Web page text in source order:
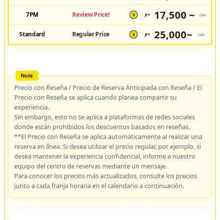
7PM Review Price! ¥ JPY 17,500 ~ /pax
Standard Regular Price ¥ JPY 25,000~ /pax
Precio con Reseña / Precio de Reserva Anticipada con Reseña / El
Precio con Reseña se aplica cuando planea compartir su
experiencia.
Sin embargo, esto no se aplica a plataformas de redes sociales
donde están prohibidos los descuentos basados en reseñas.
**El Precio con Reseña se aplica automáticamente al realizar una
reserva en línea. Si desea utilizar el precio regular, por ejemplo, si
desea mantener la experiencia confidencial, informe a nuestro
equipo del centro de reservas mediante un mensaje.
Para conocer los precios más actualizados, consulte los precios
junto a cada franja horaria en el calendario a continuación.